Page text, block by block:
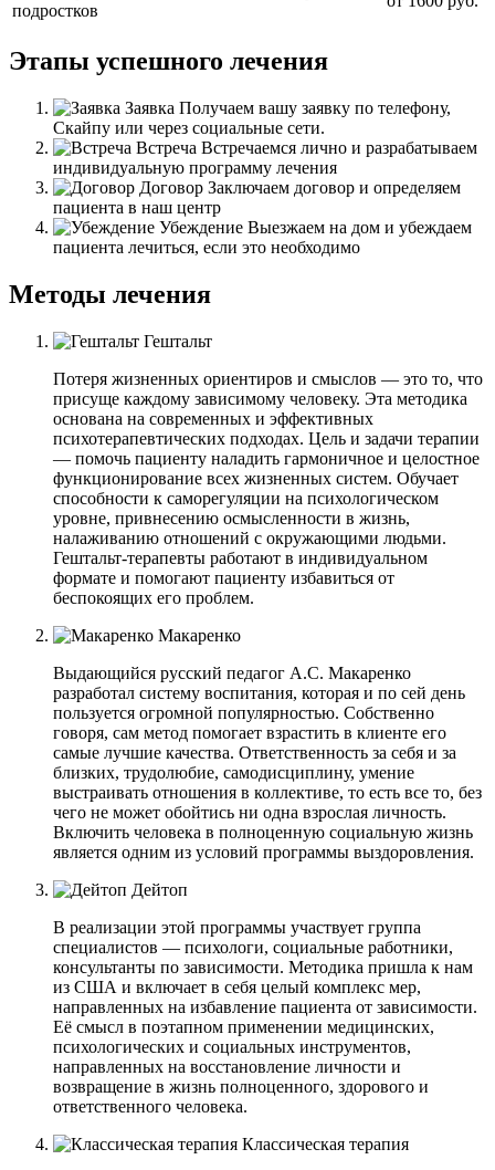
подростков
Этапы успешного лечения
Заявка Получаем вашу заявку по телефону,
Скайпу или через социальные сети.
Встреча Встречаемся лично и разрабатываем
индивидуальную программу лечения
Договор Заключаем договор и определяем
пациента в наш центр
Убеждение Выезжаем на дом и убеждаем
пациента лечиться, если это необходимо
Методы лечения
Гештальт
Потеря жизненных ориентиров и смыслов — это то, что
присуще каждому зависимому человеку. Эта методика
основана на современных и эффективных
психотерапевтических подходах. Цель и задачи терапии
— помочь пациенту наладить гармоничное и целостное
функционирование всех жизненных систем. Обучает
способности к саморегуляции на психологическом
уровне, привнесению осмысленности в жизнь,
налаживанию отношений с окружающими людьми.
Гештальт-терапевты работают в индивидуальном
формате и помогают пациенту избавиться от
беспокоящих его проблем.
Макаренко
Выдающийся русский педагог А.С. Макаренко
разработал систему воспитания, которая и по сей день
пользуется огромной популярностью. Собственно
говоря, сам метод помогает взрастить в клиенте его
самые лучшие качества. Ответственность за себя и за
близких, трудолюбие, самодисциплину, умение
выстраивать отношения в коллективе, то есть все то, без
чего не может обойтись ни одна взрослая личность.
Включить человека в полноценную социальную жизнь
является одним из условий программы выздоровления.
Дейтоп
В реализации этой программы участвует группа
специалистов — психологи, социальные работники,
консультанты по зависимости. Методика пришла к нам
из США и включает в себя целый комплекс мер,
направленных на избавление пациента от зависимости.
Её смысл в поэтапном применении медицинских,
психологических и социальных инструментов,
направленных на восстановление личности и
возвращение в жизнь полноценного, здорового и
ответственного человека.
Классическая терапия